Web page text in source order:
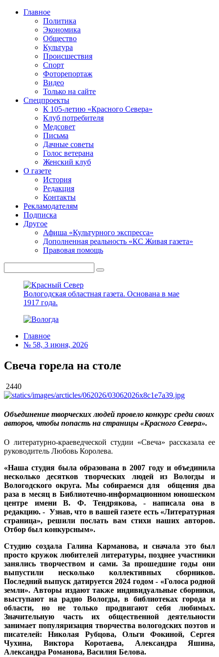
Главное
Политика
Экономика
Общество
Культура
Происшествия
Спорт
Фоторепортаж
Видео
Только на сайте
Спецпроекты
К 105-летию «Красного Севера»
Клуб потребителя
Медсовет
Письма
Дачные советы
Голос ветерана
Женский клуб
О газете
История
Редакция
Контакты
Рекламодателям
Подписка
Другое
Афиша «Культурного экспресса»
Дополненная реальность «КС Живая газета»
Правовая помощь
Вологодская областная газета. Основана в мае
1917 года.
Главное
№ 58, 3 июня, 2026
Свеча горела на столе
2440
Объединение творческих людей провело конкурс среди своих
авторов, чтобы попасть на страницы «Красного Севера».
О литературно-краеведческой студии «Свеча» рассказала ее
руководитель Любовь Королева.
«Наша студия была образована в 2007 году и объединила
несколько десятков творческих людей из Вологды и
Вологодского округа. Мы собираемся для общения два
раза в месяц в Библиотечно-информационном юношеском
центре имени В. Ф. Тендрякова, - написала она в
редакцию. - Узнав, что в вашей газете есть «Литературная
страница», решили послать вам стихи наших авторов.
Отбор был конкурсным».
Студию создала Галина Карманова, и сначала это был
просто кружок любителей литературы, позднее участники
занялись творчеством и сами. За прошедшие годы они
выпустили несколько коллективных сборников.
Последний выпуск датируется 2024 годом - «Голоса родной
земли». Авторы издают также индивидуальные сборники,
выступают на радио Вологды, в библиотеках города и
области, но не только продвигают себя любимых.
Значительную часть их общественной деятельности
занимает популяризация творчества вологодских поэтов и
писателей: Николая Рубцова, Ольги Фокиной, Сергея
Чухина, Виктора Коротаева, Александра Яшина,
Александра Романова, Василия Белова.